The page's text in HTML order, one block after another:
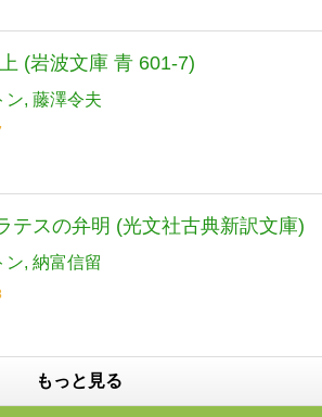
(岩波文庫 青 601-7)
ン 藤澤令夫
テスの弁明 (光文社古典新訳文庫)
ン 納富信留
もっと見る